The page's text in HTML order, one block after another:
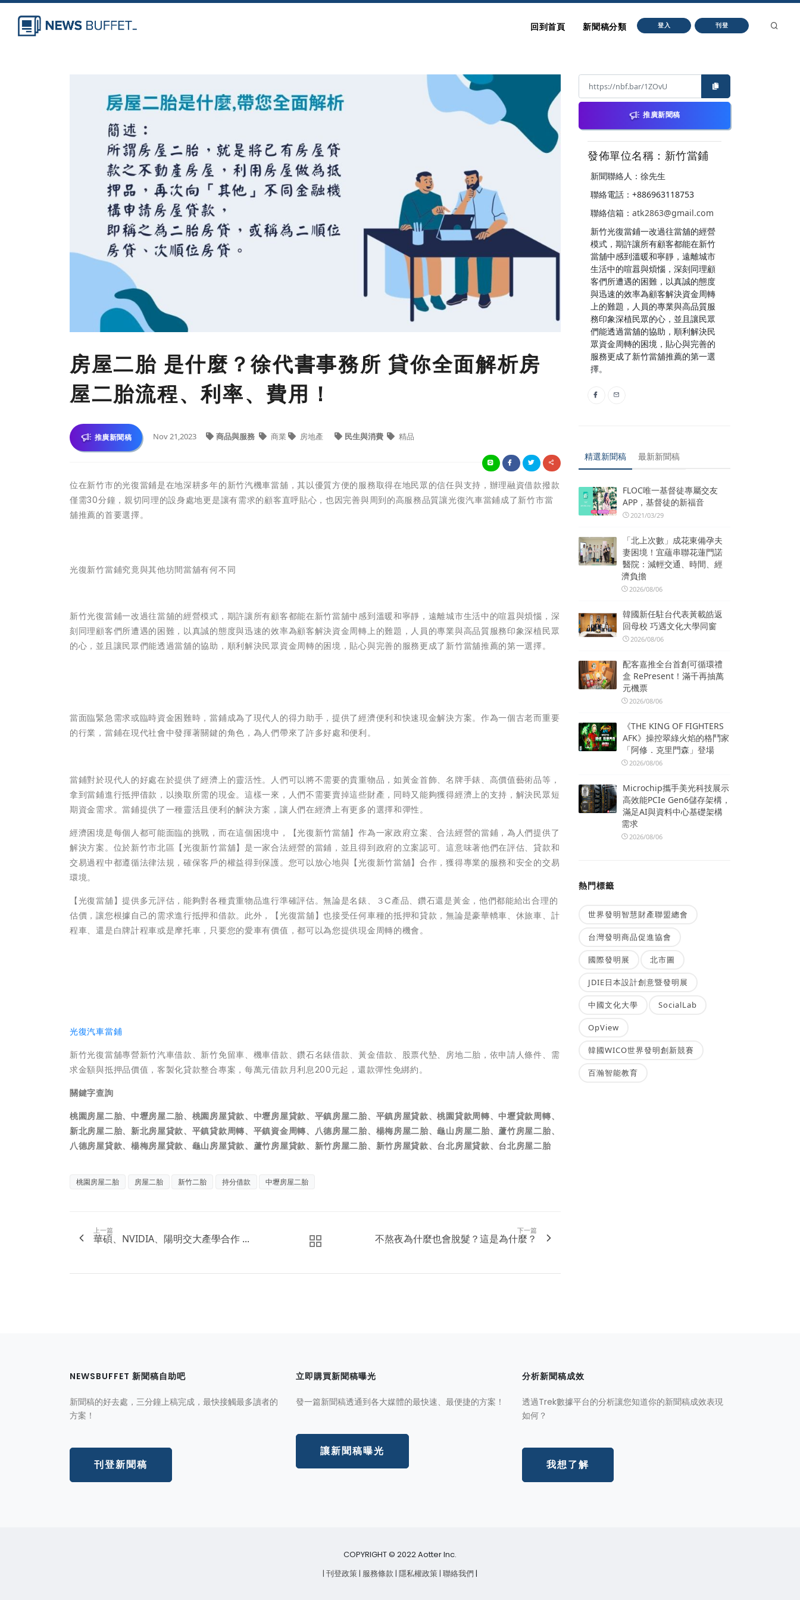
回到首頁 新聞稿分類 登入 刊登
房屋二胎 是什麼？徐代書事務所 貸你全面解析房
屋二胎流程、利率、費用！
推廣新聞稿 Nov 21,2023 商品與服務 商業 房地產 民生與消費 精品
位在新竹市的光復當鋪是在地深耕多年的新竹汽機車當舖，其以優質方便的服務取得在地民眾的信任與支持，辦理融資借款撥款
僅需30分鐘，親切同理的設身處地更是讓有需求的顧客直呼貼心，也因完善與周到的高服務品質讓光復汽車當鋪成了新竹市當
舖推薦的首要選擇。
光復新竹當鋪究竟與其他坊間當舖有何不同
新竹光復當鋪一改過往當舖的經營模式，期許讓所有顧客都能在新竹當舖中感到溫暖和寧靜，遠離城市生活中的喧囂與煩惱，深
刻同理顧客們所遭遇的困難，以真誠的態度與迅速的效率為顧客解決資金周轉上的難題，人員的專業與高品質服務印象深植民眾
的心，並且讓民眾們能透過當舖的協助，順利解決民眾資金周轉的困境，貼心與完善的服務更成了新竹當舖推薦的第一選擇。
當面臨緊急需求或臨時資金困難時，當鋪成為了現代人的得力助手，提供了經濟便利和快速現金解決方案。作為一個古老而重要
的行業，當鋪在現代社會中發揮著關鍵的角色，為人們帶來了許多好處和便利。
當鋪對於現代人的好處在於提供了經濟上的靈活性。人們可以將不需要的貴重物品，如黃金首飾、名牌手錶、高價值藝術品等，
拿到當鋪進行抵押借款，以換取所需的現金。這樣一來，人們不需要賣掉這些財產，同時又能夠獲得經濟上的支持，解決民眾短
期資金需求。當鋪提供了一種靈活且便利的解決方案，讓人們在經濟上有更多的選擇和彈性。
經濟困境是每個人都可能面臨的挑戰，而在這個困境中，【光復新竹當舖】作為一家政府立案、合法經營的當鋪，為人們提供了
解決方案。位於新竹市北區【光復新竹當舖】是一家合法經營的當鋪，並且得到政府的立案認可。這意味著他們在評估、貸款和
交易過程中都遵循法律法規，確保客戶的權益得到保護。您可以放心地與【光復新竹當舖】合作，獲得專業的服務和安全的交易
環境。
【光復當舖】提供多元評估，能夠對各種貴重物品進行準確評估。無論是名錶、３C產品、鑽石還是黃金，他們都能給出合理的
估價，讓您根據自己的需求進行抵押和借款。此外，【光復當舖】也接受任何車種的抵押和貸款，無論是豪華轎車、休旅車、計
程車、還是白牌計程車或是摩托車，只要您的愛車有價值，都可以為您提供現金周轉的機會。
光復汽車當鋪
新竹光復當舖專營新竹汽車借款、新竹免留車、機車借款、鑽石名錶借款、黃金借款、股票代墊、房地二胎，依申請人條件、需
求金額與抵押品價值，客製化貸款整合專案，每萬元借款月利息200元起，還款彈性免綁約。
關鍵字查詢
桃園房屋二胎、中壢房屋二胎、桃園房屋貸款、中壢房屋貸款、平鎮房屋二胎、平鎮房屋貸款、桃園貸款周轉、中壢貸款周轉、
新北房屋二胎、新北房屋貸款、平鎮貸款周轉、平鎮資金周轉、八德房屋二胎、楊梅房屋二胎、龜山房屋二胎、蘆竹房屋二胎、
八德房屋貸款、楊梅房屋貸款、龜山房屋貸款、蘆竹房屋貸款、新竹房屋二胎、新竹房屋貸款、台北房屋貸款、台北房屋二胎
桃園房屋二胎 房屋二胎 新竹二胎 持分借款 中壢房屋二胎
上一篇
華碩、NVIDIA、陽明交大產學合作 ...
下一篇
不熬夜為什麼也會脫髮？這是為什麼？
推廣新聞稿
發佈單位名稱：新竹當鋪
新聞聯絡人：徐先生
聯絡電話：+886963118753
聯絡信箱： atk2863@gmail.com
新竹光復當鋪一改過往當舖的經營
模式，期許讓所有顧客都能在新竹
當舖中感到溫暖和寧靜，遠離城市
生活中的喧囂與煩惱，深刻同理顧
客們所遭遇的困難，以真誠的態度
與迅速的效率為顧客解決資金周轉
上的難題，人員的專業與高品質服
務印象深植民眾的心，並且讓民眾
們能透過當舖的協助，順利解決民
眾資金周轉的困境，貼心與完善的
服務更成了新竹當舖推薦的第一選
擇。
精選新聞稿 最新新聞稿
FLOC唯一基督徒專屬交友
APP，基督徒的新福音
2021/03/29
「北上次數」成花東備孕夫
妻困境！宜蘊串聯花蓮門諾
醫院：減輕交通、時間、經
濟負擔
2026/08/06
韓國新任駐台代表黃載皓返
回母校 巧遇文化大學同窗
2026/08/06
配客嘉推全台首創可循環禮
盒 RePresent！滿千再抽萬
元機票
2026/08/06
《THE KING OF FIGHTERS
AFK》操控翠綠火焰的格鬥家
「阿修．克里門森」登場
2026/08/06
Microchip攜手美光科技展示
高效能PCIe Gen6儲存架構，
滿足AI與資料中心基礎架構
需求
2026/08/06
熱門標籤
世界發明智慧財產聯盟總會
台灣發明商品促進協會
國際發明展 北市圖
JDIE日本設計創意暨發明展
中國文化大學 SocialLab
OpView
韓國WICO世界發明創新競賽
百瀚智能教育
NEWSBUFFET 新聞稿自助吧
新聞稿的好去處，三分鐘上稿完成，最快接觸最多讀者的
方案！
刊登新聞稿
立即購買新聞稿曝光
發一篇新聞稿透通到各大媒體的最快速、最便捷的方案！
讓新聞稿曝光
分析新聞稿成效
透過Trek數據平台的分析讓您知道你的新聞稿成效表現
如何？
我想了解
COPYRIGHT © 2022 Aotter Inc.
| 刊登政策| 服務條款| 隱私權政策| 聯絡我們 |